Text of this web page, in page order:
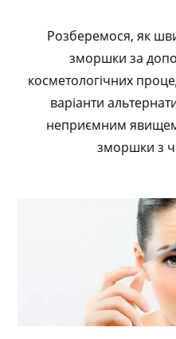
Розберемося, як
зморшки за
косметологічних
варіанти
неприємним
зморшки з